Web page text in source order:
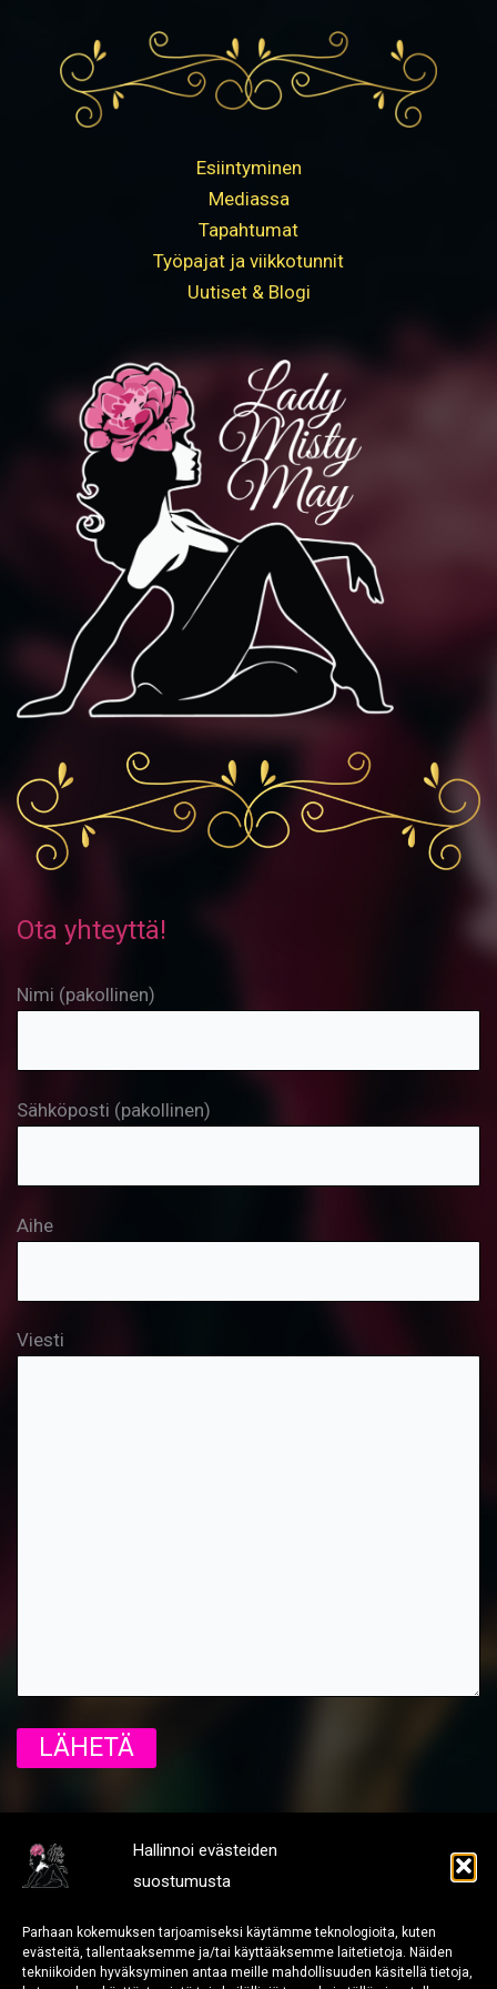
Hallinnoi evästeiden
suostumusta
Parhaan kokemuksen tarjoamiseksi käytämme teknologioita, kuten
evästeitä, tallentaaksemme ja/tai käyttääksemme laitetietoja. Näiden
tekniikoiden hyväksyminen antaa meille mahdollisuuden käsitellä tietoja,
Esiintyminen
Mediassa
Tapahtumat
Työpajat ja viikkotunnit
Uutiset & Blogi
Ota yhteyttä!
Nimi (pakollinen)
Sähköposti (pakollinen)
Aihe
Viesti
Tietosuoja ja rekisteriseloste
Y-Tunnus: 3108310-1
[Brändiopas]